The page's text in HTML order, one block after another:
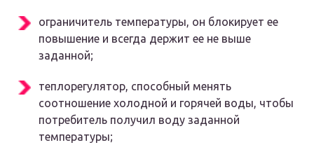
ограничитель температуры, он блокирует ее
повышение и всегда держит ее не выше
заданной;
теплорегулятор, способный менять
соотношение холодной и горячей воды, чтобы
потребитель получил воду заданной
температуры;